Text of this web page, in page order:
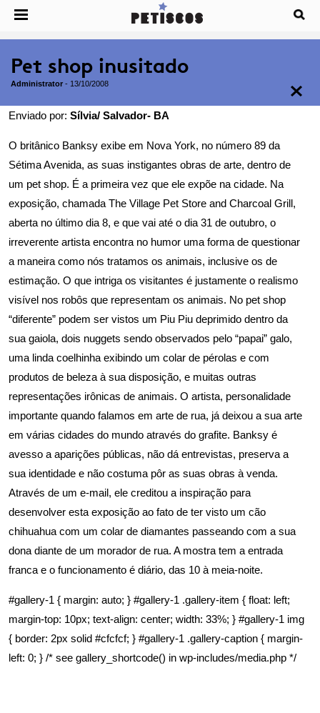
Pet shop inusitado
Administrator - 13/10/2008
Enviado por: Sílvia/ Salvador- BA
O britânico Banksy exibe em Nova York, no número 89 da
Sétima Avenida, as suas instigantes obras de arte, dentro de
um pet shop. É a primeira vez que ele expõe na cidade. Na
exposição, chamada The Village Pet Store and Charcoal Grill,
aberta no último dia 8, e que vai até o dia 31 de outubro, o
irreverente artista encontra no humor uma forma de questionar
a maneira como nós tratamos os animais, inclusive os de
estimação. O que intriga os visitantes é justamente o realismo
visível nos robôs que representam os animais. No pet shop
“diferente” podem ser vistos um Piu Piu deprimido dentro da
sua gaiola, dois nuggets sendo observados pelo “papai” galo,
uma linda coelhinha exibindo um colar de pérolas e com
produtos de beleza à sua disposição, e muitas outras
representações irônicas de animais. O artista, personalidade
importante quando falamos em arte de rua, já deixou a sua arte
em várias cidades do mundo através do grafite. Banksy é
avesso a aparições públicas, não dá entrevistas, preserva a
sua identidade e não costuma pôr as suas obras à venda.
Através de um e-mail, ele creditou a inspiração para
desenvolver esta exposição ao fato de ter visto um cão
chihuahua com um colar de diamantes passeando com a sua
dona diante de um morador de rua. A mostra tem a entrada
franca e o funcionamento é diário, das 10 à meia-noite.
#gallery-1 { margin: auto; } #gallery-1 .gallery-item { float: left;
margin-top: 10px; text-align: center; width: 33%; } #gallery-1 img
{ border: 2px solid #cfcfcf; } #gallery-1 .gallery-caption { margin-
left: 0; } /* see gallery_shortcode() in wp-includes/media.php */